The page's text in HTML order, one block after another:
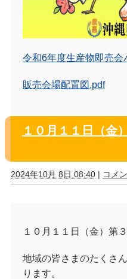
令和6年度生産物即売会
販売会場配置図.pdf
１０月１１日（金
2024年10月 8日 08:40 | コメ
１０月１１日（金）第
地域の皆さまのたくさ
ります。